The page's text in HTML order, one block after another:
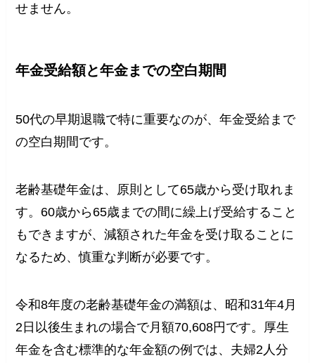
せません。
年金受給額と年金までの空白期間
50代の早期退職で特に重要なのが、年金受給まで
の空白期間です。
老齢基礎年金は、原則として65歳から受け取れま
す。60歳から65歳までの間に繰上げ受給すること
もできますが、減額された年金を受け取ることに
なるため、慎重な判断が必要です。
令和8年度の老齢基礎年金の満額は、昭和31年4月
2日以後生まれの場合で月額70,608円です。厚生
年金を含む標準的な年金額の例では、夫婦2人分